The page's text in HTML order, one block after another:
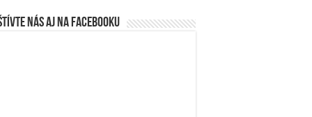
nás aj na Facebooku